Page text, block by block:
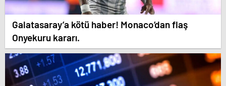
Galatasaray’a kötü haber! Monaco’dan flaş
Onyekuru kararı.